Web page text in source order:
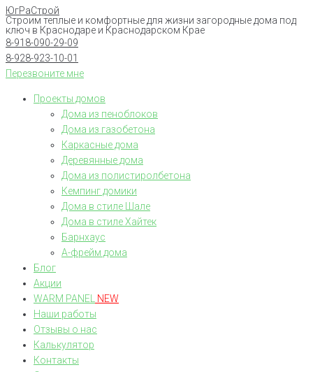
Перейти
к
контенту
ЮгРаСтрой
Строим теплые и комфортные для жизни загородные дома под
ключ в Краснодаре и Краснодарском Крае
8-918-090-29-09
8-928-923-10-01
Перезвоните мне
Проекты домов
Дома из пеноблоков
Дома из газобетона
Каркасные дома
Деревянные дома
Дома из полистиролбетона
Кемпинг домики
Дома в стиле Шале
Дома в стиле Хайтек
Барнхаус
А-фрейм дома
Блог
Акции
WARM PANEL
NEW
Наши работы
Отзывы о нас
Калькулятор
Контакты